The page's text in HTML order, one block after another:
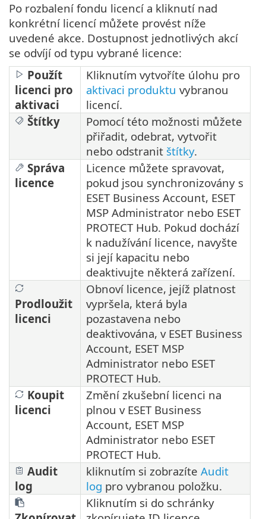
Po rozbalení fondu licencí a kliknutí nad
konkrétní licencí můžete provést níže
uvedené akce. Dostupnost jednotlivých akcí
se odvíjí od typu vybrané licence:
Použít
licenci pro
aktivaci
Kliknutím vytvoříte úlohu pro
aktivaci produktu vybranou
licencí.
Štítky
Pomocí této možnosti můžete
přiřadit, odebrat, vytvořit
nebo odstranit štítky.
Správa
licence
Licence můžete spravovat,
pokud jsou synchronizovány s
ESET Business Account, ESET
MSP Administrator nebo ESET
PROTECT Hub. Pokud dochází
k nadužívání licence, navyšte
si její kapacitu nebo
deaktivujte některá zařízení.
Prodloužit
licenci
Obnoví licence, jejíž platnost
vypršela, která byla
pozastavena nebo
deaktivována, v ESET Business
Account, ESET MSP
Administrator nebo ESET
PROTECT Hub.
Koupit
licenci
Změní zkušební licenci na
plnou v ESET Business
Account, ESET MSP
Administrator nebo ESET
PROTECT Hub.
Audit
log
kliknutím si zobrazíte Audit
log pro vybranou položku.
Kliknutím si do schránky